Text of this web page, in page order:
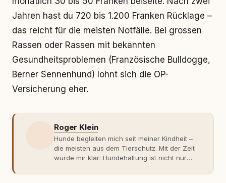
Jahren hast du 720 bis 1.200 Franken Rücklage –
das reicht für die meisten Notfälle. Bei grossen
Rassen oder Rassen mit bekannten
Gesundheitsproblemen (Französische Bulldogge,
Berner Sennenhund) lohnt sich die OP-
Versicherung eher.
Roger Klein
Hunde begleiten mich seit meiner Kindheit –
die meisten aus dem Tierschutz. Mit der Zeit
wurde mir klar: Hundehaltung ist nicht nur
Fachwissen. Der Wendepunkt kam mit meinem